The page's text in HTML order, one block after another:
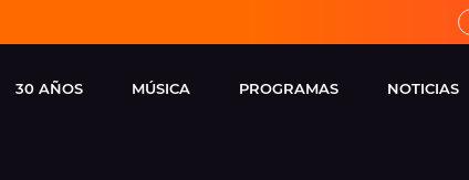
30 AÑOS MÚSICA PROGRAMAS NOTICIAS